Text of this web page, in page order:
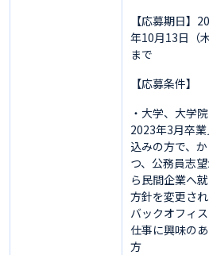
【応募期日】
年10月13日（木
まで
【応募条件】
・大学、大学
2023年3月卒
込みの方で、か
つ、公務員志
ら民間企業へ
方針を変更され
バックオフィ
仕事に興味の
方